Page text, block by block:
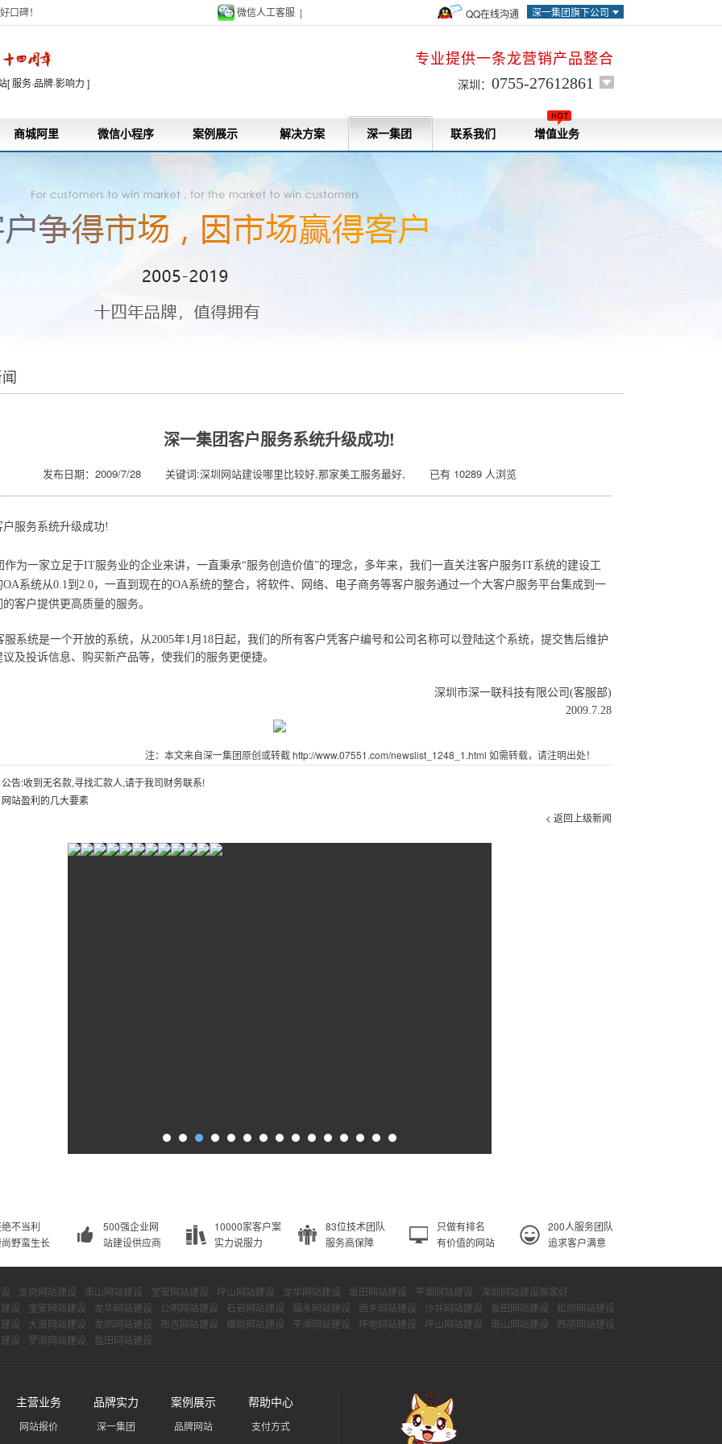
口碑！ 深一集团旗下公司
微信人工客服 | QQ在线沟通
[ 服务·品牌·影响力 ]
专业提供一条龙营销产品整合
深圳： 0755-27612861
商城阿里 微信小程序 案例展示 解决方案 深一集团 联系我们 增值业务
深一集团客户服务系统升级成功!
发布日期：2009/7/28 关键词:深圳网站建设哪里比较好,那家美工服务最好, 已有 10289 人浏览
服务系统升级成功!
为一家立足于IT服务业的企业来讲，一直秉承“服务创造价值”的理念，多年来，我们一直关注客户服务IT系统的建设工
系统从0.1到2.0，一直到现在的OA系统的整合，将软件、网络、电子商务等客户服务通过一个大客户服务平台集成到一
客户提供更高质量的服务。
系统是一个开放的系统，从2005年1月18日起，我们的所有客户凭客户编号和公司名称可以登陆这个系统，提交售后维护
及投诉信息、购买新产品等，使我们的服务更便捷。
深圳市深一联科技有限公司(客服部)
2009.7.28
注：本文来自深一集团原创或转截 http://www.07551.com/newslist_1248_1.html 如需转载，请注明出处！
公告:收到无名款,寻找汇款人,请于我司财务联系!
网站盈利的几大要素
< 返回上级新闻
不当利
尚野蛮生长
500强企业网
站建设供应商
10000家客户案
实力说服力
83位技术团队
服务高保障
只做有排名
有价值的网站
200人服务团队
追求客户满意
龙岗网站建设 南山网站建设 宝安网站建设 坪山网站建设 龙华网站建设 坂田网站建设 平湖网站建设
深圳网站建设哪家好
设 宝安网站建设 龙华网站建设 公明网站建设 石岩网站建设 福永网站建设 西乡网站建设 沙井网站建设 坂田网站建设
松岗网站建设
设 大浪网站建设 龙岗网站建设 布吉网站建设 横岗网站建设 平湖网站建设 坪地网站建设 坪山网站建设 南山网站建设
西丽网站建设
设 罗湖网站建设 盐田网站建设
主营业务
网站报价
品牌实力
深一集团
案例展示
品牌网站
帮助中心
支付方式